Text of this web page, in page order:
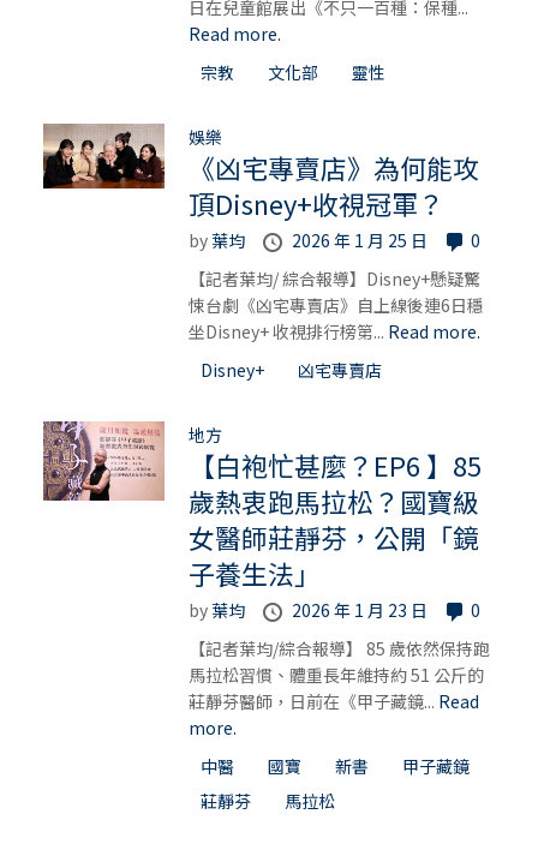
日在兒童館展出《不只一百種：保種...
Read more.
宗教
文化部 靈性
娛樂
《凶宅專賣店》為何能攻
頂Disney+收視冠軍？
by葉均 2026 年 1 月 25 日
0
【記者葉均/ 綜合報導】Disney+懸疑驚
悚台劇《凶宅專賣店》自上線後連6日穩
坐Disney+ 收視排行榜第... Read more.
Disney+
凶宅專賣店
地方
【白袍忙甚麼？EP6 】85
歲熱衷跑馬拉松？國寶級
女醫師莊靜芬，公開「鏡
子養生法」
by葉均 2026 年 1 月 23 日
0
【記者葉均/綜合報導】 85 歲依然保持跑
馬拉松習慣、體重長年維持約 51 公斤的
莊靜芬醫師，日前在《甲子藏鏡... Read
more.
中醫
國寶 新書
甲子藏鏡
莊靜芬
馬拉松